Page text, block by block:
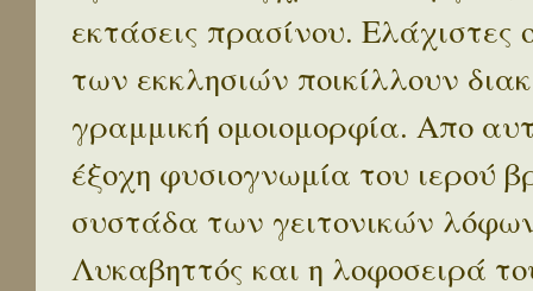
εκτάσεις πρασίνου.
των εκκλησιών ποικίλλουν
γραμμική ομοιομορφία. Απο
έξοχη φυσιογνωμία του ιερού
συστάδα των γειτονικών
Λυκαβηττός και η λοφοσειρά